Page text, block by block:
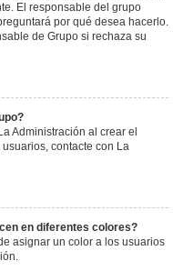
El responsable del grupo
por qué desea hacerlo.
de Grupo si rechaza su
Administración al crear el
contacte con La
en diferentes colores?
asignar un color a los usuarios